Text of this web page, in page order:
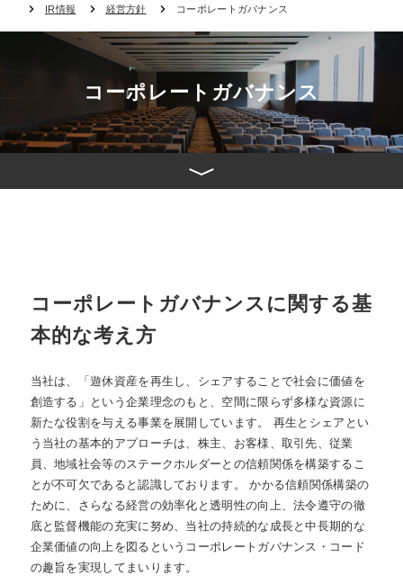
IR情報
経営方針 コーポレートガバナンス
コーポレートガバナンス
コーポレートガバナンスに関する基
本的な考え方
当社は、「遊休資産を再生し、シェアすることで社会に価値を
創造する」という企業理念のもと、空間に限らず多様な資源に
新たな役割を与える事業を展開しています。 再生とシェアとい
う当社の基本的アプローチは、株主、お客様、取引先、従業
員、地域社会等のステークホルダーとの信頼関係を構築するこ
とが不可欠であると認識しております。 かかる信頼関係構築の
ために、さらなる経営の効率化と透明性の向上、法令遵守の徹
底と監督機能の充実に努め、当社の持続的な成長と中長期的な
企業価値の向上を図るというコーポレートガバナンス・コード
の趣旨を実現してまいります。